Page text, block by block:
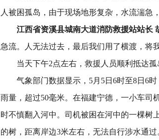
人被困孤岛，由于现场地形复杂，水流湍急
江西省资溪县城南大道消防救援站站长
急流。人无法过去，最后我们用了横渡，将
当天下午2点左右，救援人员顺利抵达
气象部门数据显示，5月5日6时至8日6
雨量，超过50毫米。在福建宁德，一小车司
时不慎翻入河中。司机被困在河中的一棵树
的树，距离岸边3米左右，无法自行涉水通